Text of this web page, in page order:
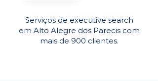
Serviços de executive search
em Alto Alegre dos Parecis com
mais de 900 clientes.